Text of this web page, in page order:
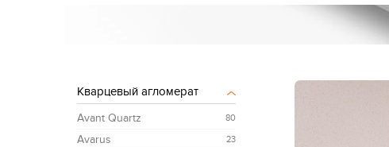
Кварцевый агломерат
Avant Quartz 80
Avarus 23